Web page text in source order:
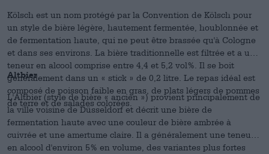
Kölsch est un nom protégé par la Convention de Kölsch pour
un style de bière légère, hautement fermentée, houblonnée et
de fermentation haute, qui ne peut être brassée qu'à Cologne
et dans ses environs. La bière traditionnelle est filtrée et a une
teneur en alcool comprise entre 4,4 et 5,2 vol%. Il se boit
généralement dans un « stick » de 0,2 litre. Le repas idéal est
composé de poisson faible en gras, de plats légers de pommes
de terre et de salades colorées.
Altbier
L'Altbier (style de bière « ancien ») provient principalement de
la ville voisine de Düsseldorf et décrit une bière de
fermentation haute avec une couleur de bière ambrée à
cuivrée et une amertume claire. Il a généralement une teneur
en alcool d'environ 5% en volume, des variantes plus fortes